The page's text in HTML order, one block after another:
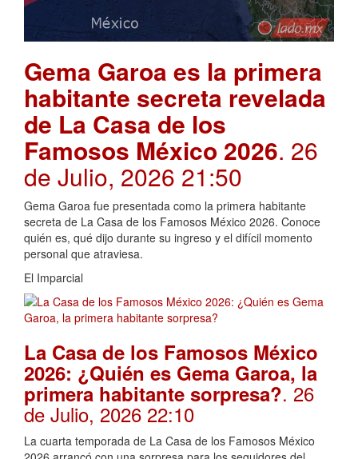
Gema Garoa es la primera
habitante secreta revelada
de La Casa de los
Famosos México 2026. 26
de Julio, 2026 21:50
Gema Garoa fue presentada como la primera habitante
secreta de La Casa de los Famosos México 2026. Conoce
quién es, qué dijo durante su ingreso y el difícil momento
personal que atraviesa.
El Imparcial
La Casa de los Famosos México
2026: ¿Quién es Gema Garoa, la
primera habitante sorpresa?. 26
de Julio, 2026 22:10
La cuarta temporada de La Casa de los Famosos México